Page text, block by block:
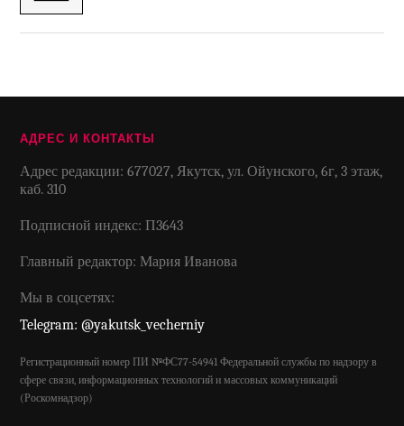
АДРЕС И КОНТАКТЫ
Адрес редакции: 677027, Якутск, ул. Ойунского, 6г, 3 этаж,
каб. 310
Подписной индекс: П3643
Главный редактор: Мария Иванова
Мы в соцсетях:
Telegram: @yakutsk_vecherniy
Регистрационный номер ПИ №ФС77-54941 Федеральной службы по надзору в
сфере связи, информационных технологий и массовых коммуникаций
(Роскомнадзор)